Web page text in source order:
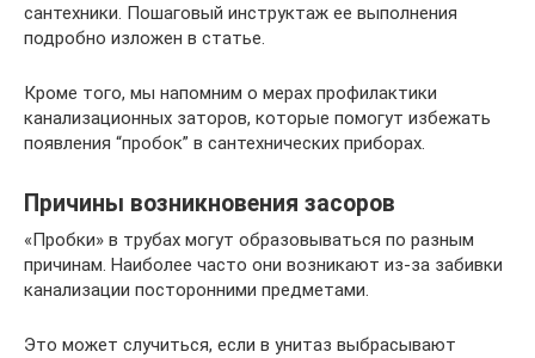
сантехники. Пошаговый инструктаж ее выполнения
подробно изложен в статье.
Кроме того, мы напомним о мерах профилактики
канализационных заторов, которые помогут избежать
появления “пробок” в сантехнических приборах.
Причины возникновения засоров
«Пробки» в трубах могут образовываться по разным
причинам. Наиболее часто они возникают из-за забивки
канализации посторонними предметами.
Это может случиться, если в унитаз выбрасывают